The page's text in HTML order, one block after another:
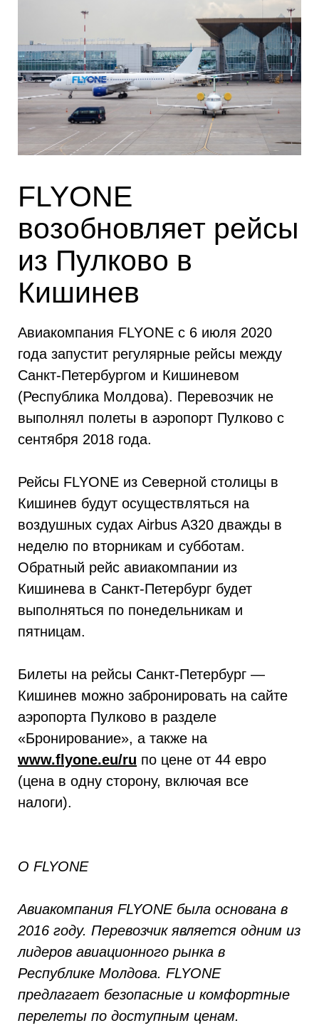
FLYONE
возобновляет рейсы
из Пулково в
Кишинев
Авиакомпания FLYONE с 6 июля 2020
года запустит регулярные рейсы между
Санкт-Петербургом и Кишиневом
(Республика Молдова). Перевозчик не
выполнял полеты в аэропорт Пулково с
сентября 2018 года.
Рейсы FLYONE из Северной столицы в
Кишинев будут осуществляться на
воздушных судах Airbus A320 дважды в
неделю по вторникам и субботам.
Обратный рейс авиакомпании из
Кишинева в Санкт-Петербург будет
выполняться по понедельникам и
пятницам.
Билеты на рейсы Санкт-Петербург —
Кишинев можно забронировать на сайте
аэропорта Пулково в разделе
«Бронирование», а также на
www.flyone.eu/ru по цене от 44 евро
(цена в одну сторону, включая все
налоги).
О FLYONE
Авиакомпания FLYONE была основана в
2016 году. Перевозчик является одним из
лидеров авиационного рынка в
Республике Молдова. FLYONE
предлагает безопасные и комфортные
перелеты по доступным ценам.